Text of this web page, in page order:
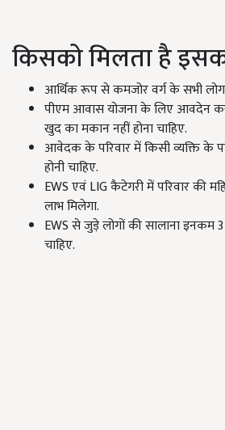
किसको मिलता है
आर्थिक रूप से कमजोर वर्ग के सभी
पीएम आवास योजना के लिए आवदेन
खुद का मकान नहीं होना चाहिए.
आवेदक के परिवार में किसी व्यक्ति के
होनी चाहिए.
EWS एवं LIG कैटेगरी में परिवार की
लाभ मिलेगा.
EWS से जुड़े लोगों की सालाना इनकम
चाहिए.